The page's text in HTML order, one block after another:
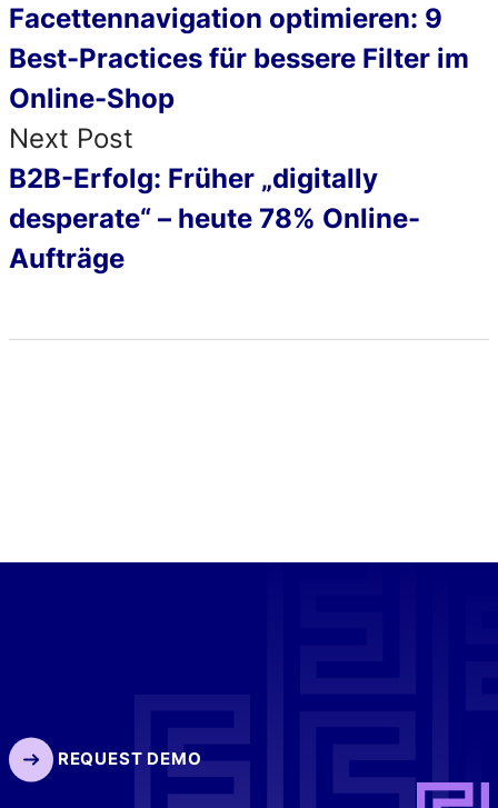
Facettennavigation optimieren: 9
Best-Practices für bessere Filter im
Online-Shop
Next Post
B2B-Erfolg: Früher „digitally
desperate“ – heute 78% Online-
Aufträge
REQUEST DEMO